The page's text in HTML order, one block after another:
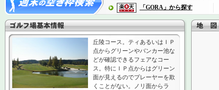
「GORA」から探す
丘陵コース。ティあるいはＩＰ
点からグリーンやバンカー池な
どが確認できるフェアなコー
ス。特にＩＰ点からはグリーン
面が見えるのでプレーヤーを欺
くことがない。ノリ面からラ